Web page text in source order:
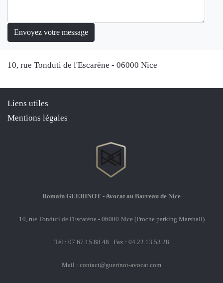
10, rue Tonduti de l'Escarène - 06000 Nice
Liens utiles
Mentions légales
Romain GUERINOT - Avocat au Barreau de Nice
10, rue Tonduti de l'Escarène - 06000 Nice (Proche parking Marshall)
Tél : 07.67.15.88.48 Fax : 04.22.13.53.28
Mail : contact@guerinot-avocat.com